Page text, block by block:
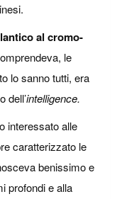
al cromo-
le
lo sanno tutti, era
dell’intelligence.
interessato alle
caratterizzato le
benissimo e
profondi e alla